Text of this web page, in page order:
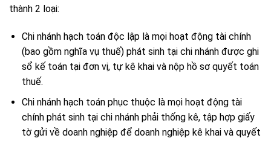
thành 2 loại:
Chi nhánh hạch toán độc lập là mọi hoạt động tài chính
(bao gồm nghĩa vụ thuế) phát sinh tại chi nhánh được ghi
sổ kế toán tại đơn vị, tự kê khai và nộp hồ sơ quyết toán
thuế.
Chi nhánh hạch toán phục thuộc là mọi hoạt động tài
chính phát sinh tại chi nhánh phải thống kê, tập hợp giấy
tờ gửi về doanh nghiệp để doanh nghiệp kê khai và quyết